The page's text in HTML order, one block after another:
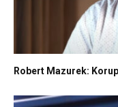
Robert Mazurek: